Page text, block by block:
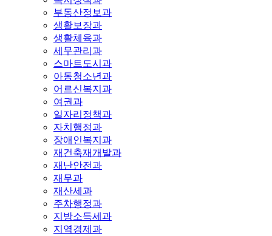
부동산정보과
생활보장과
생활체육과
세무관리과
스마트도시과
아동청소년과
어르신복지과
여권과
일자리정책과
자치행정과
장애인복지과
재건축재개발과
재난안전과
재무과
재산세과
주차행정과
지방소득세과
지역경제과